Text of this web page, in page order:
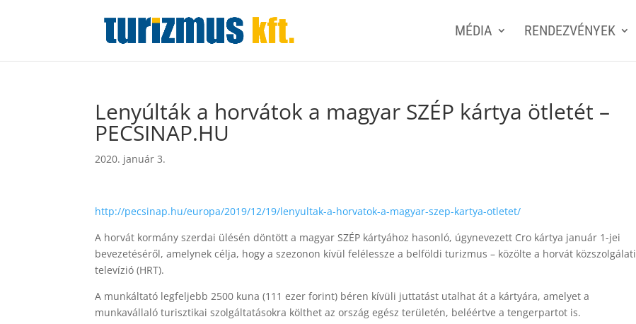
MÉDIA RENDEZVÉNYEK
Lenyúlták a horvátok a magyar SZÉP kártya ötletét –
PECSINAP.HU
2020. január 3.
http://pecsinap.hu/europa/2019/12/19/lenyultak-a-horvatok-a-magyar-szep-kartya-otletet/
A horvát kormány szerdai ülésén döntött a magyar SZÉP kártyához hasonló, úgynevezett Cro kártya január 1-jei
bevezetéséről, amelynek célja, hogy a szezonon kívül felélessze a belföldi turizmus – közölte a horvát közszolgálati
televízió (HRT).
A munkáltató legfeljebb 2500 kuna (111 ezer forint) béren kívüli juttatást utalhat át a kártyára, amelyet a
munkavállaló turisztikai szolgáltatásokra költhet az ország egész területén, beléértve a tengerpartot is.